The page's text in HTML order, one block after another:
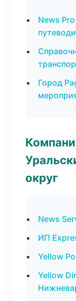
News
Город
округ
News
ИП
Yellow
Yellow